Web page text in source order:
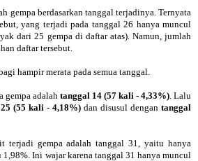
gempa berdasarkan tanggal terjadinya. Ternyata
yang terjadi pada tanggal 26 hanya muncul
dari 25 gempa di daftar atas). Namun, jumlah
daftar tersebut.
hampir merata pada semua tanggal.
gempa adalah tanggal 14 (57 kali - 4,33%) . Lalu
(55 kali - 4,18%) dan disusul dengan tanggal
terjadi gempa adalah tanggal 31, yaitu hanya
Ini wajar karena tanggal 31 hanya muncul